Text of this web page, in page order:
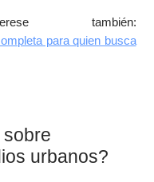
también:
para quien busca
urbanos?